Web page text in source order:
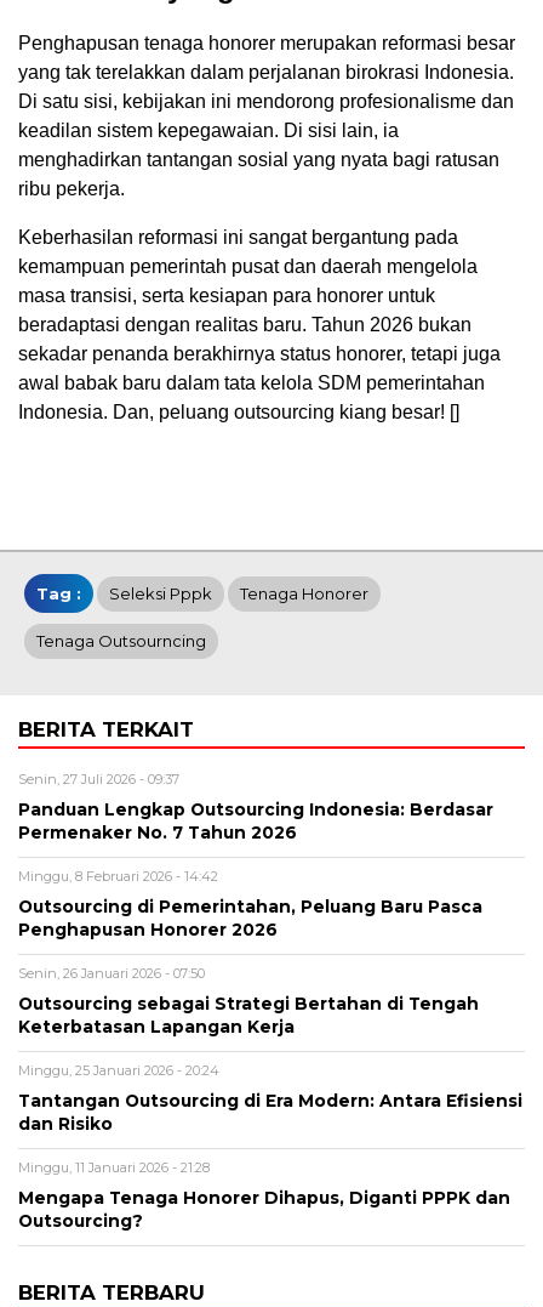
Penghapusan tenaga honorer merupakan reformasi besar
yang tak terelakkan dalam perjalanan birokrasi Indonesia.
Di satu sisi, kebijakan ini mendorong profesionalisme dan
keadilan sistem kepegawaian. Di sisi lain, ia
menghadirkan tantangan sosial yang nyata bagi ratusan
ribu pekerja.
Keberhasilan reformasi ini sangat bergantung pada
kemampuan pemerintah pusat dan daerah mengelola
masa transisi, serta kesiapan para honorer untuk
beradaptasi dengan realitas baru. Tahun 2026 bukan
sekadar penanda berakhirnya status honorer, tetapi juga
awal babak baru dalam tata kelola SDM pemerintahan
Indonesia. Dan, peluang outsourcing kiang besar! []
Tag : Seleksi Pppk Tenaga Honorer
Tenaga Outsourncing
BERITA TERKAIT
Senin, 27 Juli 2026 - 09:37
Panduan Lengkap Outsourcing Indonesia: Berdasar
Permenaker No. 7 Tahun 2026
Minggu, 8 Februari 2026 - 14:42
Outsourcing di Pemerintahan, Peluang Baru Pasca
Penghapusan Honorer 2026
Senin, 26 Januari 2026 - 07:50
Outsourcing sebagai Strategi Bertahan di Tengah
Keterbatasan Lapangan Kerja
Minggu, 25 Januari 2026 - 20:24
Tantangan Outsourcing di Era Modern: Antara Efisiensi
dan Risiko
Minggu, 11 Januari 2026 - 21:28
Mengapa Tenaga Honorer Dihapus, Diganti PPPK dan
Outsourcing?
BERITA TERBARU